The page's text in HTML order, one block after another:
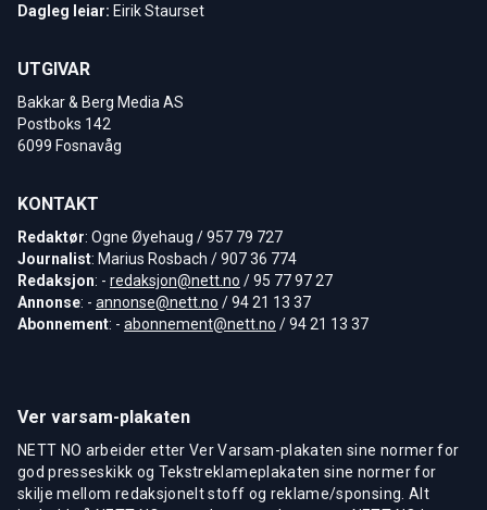
Dagleg leiar: Eirik Staurset
UTGIVAR
Bakkar & Berg Media AS
Postboks 142
6099 Fosnavåg
KONTAKT
Redaktør: Ogne Øyehaug / 957 79 727
Journalist: Marius Rosbach / 907 36 774
Redaksjon: - redaksjon@nett.no / 95 77 97 27
Annonse: - annonse@nett.no / 94 21 13 37
Abonnement: - abonnement@nett.no / 94 21 13 37
Ver varsam-plakaten
NETT NO arbeider etter Ver Varsam-plakaten sine normer for
god presseskikk og Tekstreklameplakaten sine normer for
skilje mellom redaksjonelt stoff og reklame/sponsing. Alt